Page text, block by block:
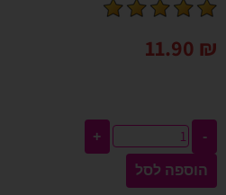
11.90 ₪
-
+
הוספה לסל